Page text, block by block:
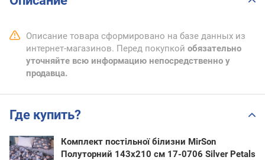
Описание товара сформировано на базе данных из
интернет-магазинов. Перед покупкой обязательно
уточняйте всю информацию непосредственно у
продавца.
Где купить?
Комплект постільної білизни MirSon
Полуторний 143х210 см 17-0706 Silver Petals